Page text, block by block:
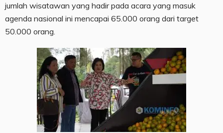
jumlah wisatawan yang hadir pada acara yang masuk
agenda nasional ini mencapai 65.000 orang dari target
50.000 orang.